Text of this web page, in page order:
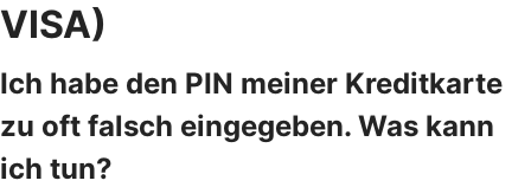
VISA)
Ich habe den PIN meiner Kreditkarte
zu oft falsch eingegeben. Was kann
ich tun?